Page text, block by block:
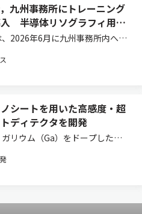
九州事務所にトレーニング
半導体リソグラフィ用光
制を強化
2026年6月に九州事務所内へト
表した（ニュースリリース）。
大を背景に半導体産業の成長が
シートを用いた高感度・超
ディテクタを開発
リウム（Ga）をドープした酸
性と感度、さらに耐熱性を兼ね
トディテクタを構築した（ニュ